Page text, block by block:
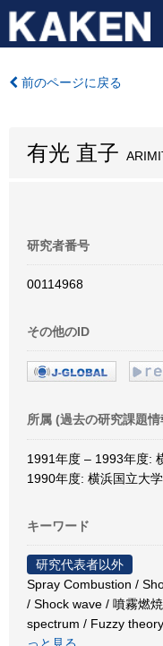
前のページに戻る
有光 直子
研究者番号
00114968
その他のID
所属 (過去の研究課題
1991年度 – 1993年度:
1990年度: 横浜国立大
キーワード
研究代表者以外
Spray Combustion /
/ Shock wave / 噴霧燃
spectrum / Fuzzy
っと見る